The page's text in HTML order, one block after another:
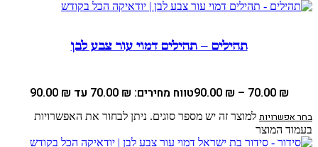
תהילים – תהילים דמוי עור צבע לבן
70.00 ₪
–
90.00 ₪ טווח מחירים: ⁦70.00 ₪⁩ עד ⁦90.00 ₪⁩
בחר אפשרויות למוצר זה יש מספר סוגים. ניתן לבחור את האפשרויות
בעמוד המוצר